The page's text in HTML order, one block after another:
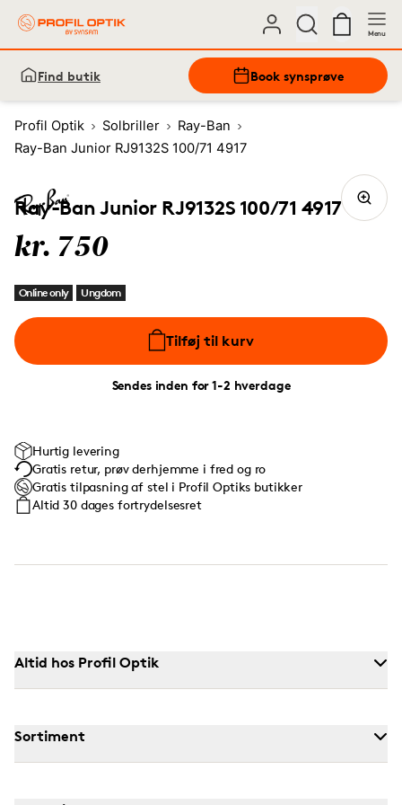
Menu
Find butik Book synsprøve
Profil Optik Solbriller
Ray-Ban
Ray-Ban Junior RJ9132S 100/71 4917
Ray-Ban Junior RJ9132S 100/71 4917
kr. 750
Online only Ungdom
Tilføj til kurv
Sendes inden for 1-2 hverdage
Hurtig levering
Gratis retur, prøv derhjemme i fred og ro
Gratis tilpasning af stel i Profil Optiks butikker
Altid 30 dages fortrydelsesret
Altid hos Profil Optik
Sortiment